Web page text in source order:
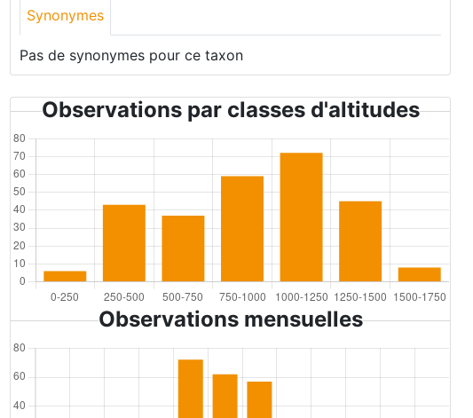
Synonymes
Pas de synonymes pour ce taxon
Observations par classes d'altitudes
Observations mensuelles